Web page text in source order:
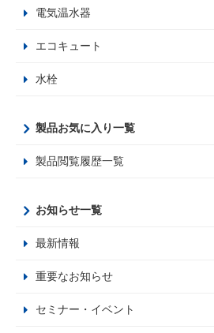
電気温水器
エコキュート
水栓
製品お気に入り一覧
製品閲覧履歴一覧
お知らせ一覧
最新情報
重要なお知らせ
セミナー・イベント